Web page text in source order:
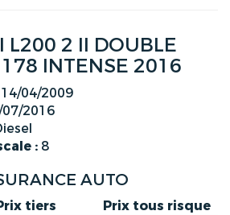
L200 2 II DOUBLE
INTENSE 2016
14/04/2009
2016
: 8
AUTO
tiers
Prix tous risque